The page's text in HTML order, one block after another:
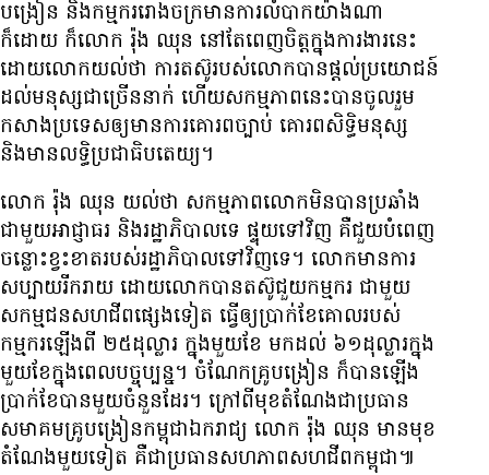
បង្រៀន និង​កម្មករ​រោងចក្រ​មាន​ការ​លំបាក​យ៉ាង​ណា​
ក៏ដោយ ក៏​លោក រ៉ុង ឈុន នៅ​តែ​ពេញ​ចិត្ត​ក្នុង​ការងារ​នេះ
ដោយ​លោក​យល់​ថា ការ​តស៊ូ​របស់​លោក​បាន​ផ្តល់​ប្រយោជន៍​
ដល់​មនុស្ស​ជាច្រើន​នាក់ ហើយ​សកម្មភាព​នេះ​បាន​ចូល​រួម​
កសាង​ប្រទេស​ឲ្យ​មាន​ការ​គោរព​ច្បាប់ គោរព​សិទ្ធិ​មនុស្ស
និង​មាន​លទ្ធិប្រជាធិបតេយ្យ។
លោក រ៉ុង ឈុន យល់​ថា សកម្មភាព​លោក​មិន​បាន​ប្រឆាំង​
ជាមួយ​អាជ្ញាធរ និង​រដ្ឋាភិបាល​ទេ ផ្ទុយ​ទៅ​វិញ គឺ​ជួយ​បំពេញ​
ចន្លោះ​ខ្វះ​ខាត​របស់​រដ្ឋាភិបាល​ទៅ​វិញ​ទេ។ លោក​មាន​ការ​
សប្បាយ​រីករាយ ដោយ​លោក​បាន​តស៊ូ​ជួយ​កម្មករ ជាមួយ​
សកម្មជន​សហជីព​ផ្សេង​ទៀត ធ្វើ​ឲ្យ​ប្រាក់​ខែ​គោល​របស់​
កម្មករ​ឡើង​ពី ២៥​ដុល្លារ ក្នុង​មួយ​ខែ មក​ដល់ ៦១​ដុល្លារ​ក្នុង​
មួយ​ខែ​ក្នុង​ពេល​បច្ចុប្បន្ន។ ចំណែក​គ្រូ​បង្រៀន ក៏​បាន​ឡើង​
ប្រាក់​ខែ​បាន​មួយ​ចំនួន​ដែរ។ ក្រៅ​ពី​មុខ​តំណែង​ជា​ប្រធាន​
សមាគម​គ្រូ​បង្រៀន​កម្ពុជា​ឯករាជ្យ លោក រ៉ុង ឈុន មាន​មុខ​
តំណែង​មួយ​ទៀត គឺ​ជា​ប្រធាន​សហភាព​សហជីព​កម្ពុជា៕